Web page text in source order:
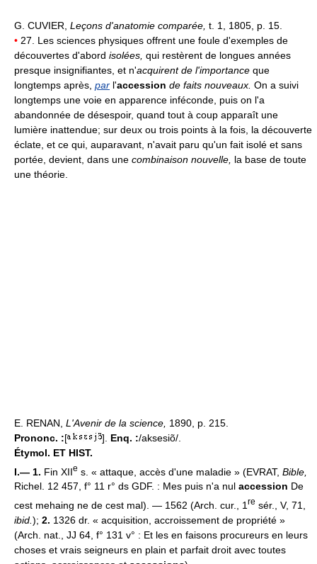
G. CUVIER, Leçons d'anatomie comparée, t. 1, 1805, p. 15.
• 27. Les sciences physiques offrent une foule d'exemples de
découvertes d'abord isolées, qui restèrent de longues années
presque insignifiantes, et n'acquirent de l'importance que
longtemps après, par l'accession de faits nouveaux. On a suivi
longtemps une voie en apparence inféconde, puis on l'a
abandonnée de désespoir, quand tout à coup apparaît une
lumière inattendue; sur deux ou trois points à la fois, la découverte
éclate, et ce qui, auparavant, n'avait paru qu'un fait isolé et sans
portée, devient, dans une combinaison nouvelle, la base de toute
une théorie.
E. RENAN, L'Avenir de la science, 1890, p. 215.
Prononc. :[ ]. Enq. :/aksesiõ/.
Étymol. ET HIST.
I.— 1. Fin XIIe s. « attaque, accès d'une maladie » (EVRAT, Bible,
Richel. 12 457, f° 11 r° ds GDF. : Mes puis n'a nul accession De
cest mehaing ne de cest mal). — 1562 (Arch. cur., 1 re sér., V, 71,
ibid. ); 2. 1326 dr. « acquisition, accroissement de propriété »
(Arch. nat., JJ 64, f° 131 v° : Et les en faisons procureurs en leurs
choses et vrais seigneurs en plain et parfait droit avec toutes